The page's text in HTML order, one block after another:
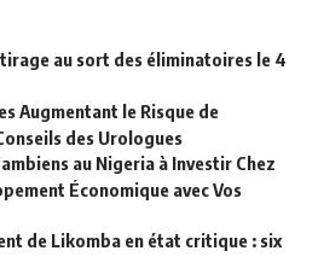
tirage au sort des éliminatoires le 4
Augmentant le Risque de
des Urologues
au Nigeria à Investir Chez
Économique avec Vos
de Likomba en état critique : six